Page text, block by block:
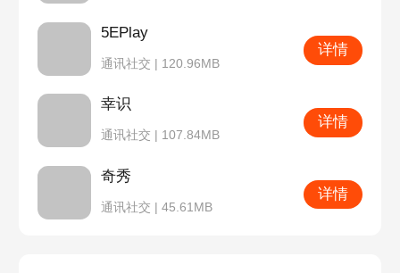
5EPlay
通讯社交 | 120.96MB
详情
幸识
通讯社交 | 107.84MB
详情
奇秀
通讯社交 | 45.61MB
详情